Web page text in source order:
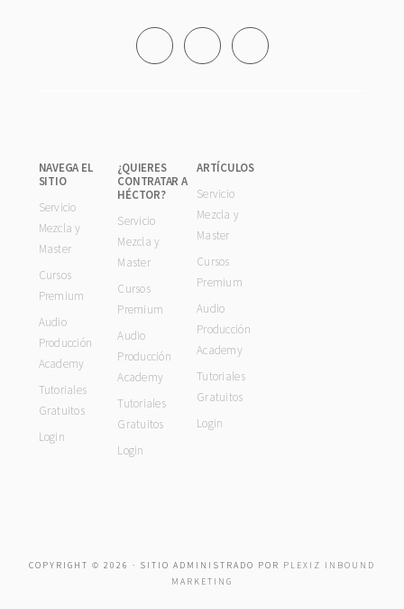
NAVEGA EL
SITIO
Servicio
Mezcla y
Master
Cursos
Premium
Audio
Producción
Academy
Tutoriales
Gratuitos
Login
¿QUIERES
CONTRATAR A
HÉCTOR?
Servicio
Mezcla y
Master
Cursos
Premium
Audio
Producción
Academy
Tutoriales
Gratuitos
Login
ARTÍCULOS
Servicio
Mezcla y
Master
Cursos
Premium
Audio
Producción
Academy
Tutoriales
Gratuitos
Login
COPYRIGHT © 2026 · SITIO ADMINISTRADO POR PLEXIZ INBOUND
MARKETING